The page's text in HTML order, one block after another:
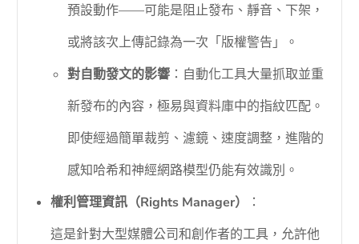
預設動作——可能是阻止發布、靜音、下架，
或將該次上傳記錄為一次「版權警告」。
對自動發文的影響：自動化工具大量抓取並重
新發布的內容，極易與資料庫中的指紋匹配。
即使經過簡單裁剪、濾鏡、速度調整，進階的
感知哈希和神經網路模型仍能有效識別。
權利管理資訊（Rights Manager）
：
這是針對大型媒體公司和創作者的工具，允許他